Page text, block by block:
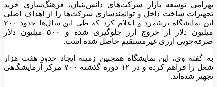
بهرامی توسعه بازار شرکت‌های دانش‌بنیان، فرهنگ‌سازی خرید
تجهیزات ساخت داخل و توانمندسازی شرکت‌ها را از اهداف اصلی
این نمایشگاه برشمرد و اعلام کرد که طی این سال‌ها حدود ۲۰۰
میلیون دلار از خروج ارز جلوگیری شده و ۵۰۰ میلیون دلار
صرفه‌جویی ارزی غیرمستقیم حاصل شده است.
به گفته وی، این نمایشگاه همچنین زمینه ایجاد حدود هفت هزار
شغل را فراهم کرده و در ۱۲ دوره گذشته ۷۰۰ مرکز آزمایشگاهی
تجهیز شده‌اند.